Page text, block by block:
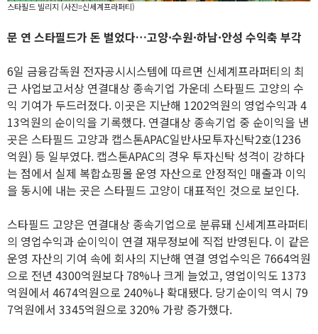
스타필드 빌리지 (사진=신세계프라퍼티)
문 연 스타필드가 돈 벌었다…고양·수원·하남·안성 수익축 부각
6일 금융감독원 전자공시시스템에 따르면 신세계프라퍼티의 최
근 사업보고서상 연결대상 종속기업 가운데 스타필드 고양의 수
익 기여가 두드러졌다. 이곳은 지난해 1202억원의 영업수익과 4
13억원의 순이익을 기록했다. 연결대상 종속기업 중 순이익을 낸
곳은 스타필드 고양과 캡스톤APAC일반사모투자신탁2호(1236
억원) 등 일부였다. 캡스톤APAC의 경우 투자신탁 성격이 강하다
는 점에서 실제 복합쇼핑몰 운영 자산으로 안정적인 매출과 이익
을 동시에 내는 곳은 스타필드 고양이 대표적인 것으로 보인다.
스타필드 고양은 연결대상 종속기업으로 분류돼 신세계프라퍼티
의 영업수익과 순이익이 연결 재무정보에 직접 반영된다. 이 같은
운영 자산의 기여 속에 회사의 지난해 연결 영업수익은 7664억원
으로 전년 4300억원보다 78%나 크게 늘었고, 영업이익도 1373
억원에서 4674억원으로 240%나 확대됐다. 당기순이익 역시 79
7억원에서 3345억원으로 320% 가량 증가했다.